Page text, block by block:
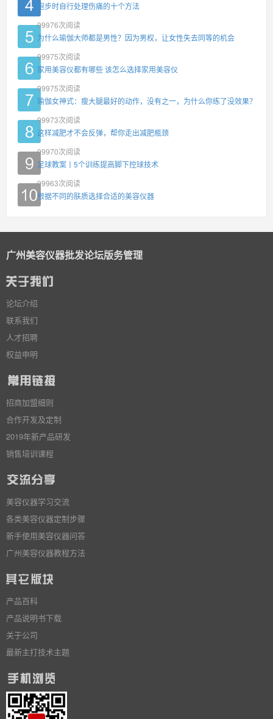
跑步时自行处理伤痛的十个方法
99976次阅读
为什么瑜伽大师都是男性？因为男权，让女性失去同等的机会
99975次阅读
家用美容仪都有哪些 该怎么选择家用美容仪
99975次阅读
瑜伽女神式：瘦大腿最好的动作，没有之一，为什么你练了没效果？
99973次阅读
这样减肥才不会反弹，帮你走出减肥瓶颈
99970次阅读
足球教案丨5个训练提高脚下控球技术
99963次阅读
根据不同的肤质选择合适的美容仪器
广州美容仪器批发论坛版务管理
论坛介绍
联系我们
人才招聘
权益申明
招商加盟细则
合作开发及定制
2019年新产品研发
销售培训课程
美容仪器学习交流
各类美容仪器定制步骤
新手使用美容仪器问答
广州美容仪器教程方法
产品百科
产品说明书下载
关于公司
最新主打技术主题